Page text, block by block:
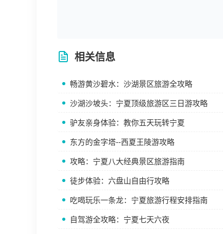
相关信息
畅游黄沙碧水：沙湖景区旅游全攻略
沙湖沙坡头：宁夏顶级旅游区三日游攻略
驴友亲身体验：教你五天玩转宁夏
东方的金字塔--西夏王陵游攻略
攻略：宁夏八大经典景区旅游指南
徒步体验：六盘山自由行攻略
吃喝玩乐一条龙：宁夏旅游行程安排指南
自驾游全攻略：宁夏七天六夜